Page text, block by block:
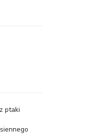
ptaki